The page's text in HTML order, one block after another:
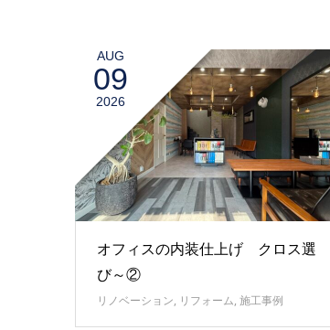
AUG
09
2026
オフィスの内装仕上げ クロス選
び～②
リノベーション, リフォーム, 施工事例